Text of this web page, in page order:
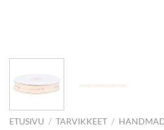
ETUSIVU / TARVIKKEET /